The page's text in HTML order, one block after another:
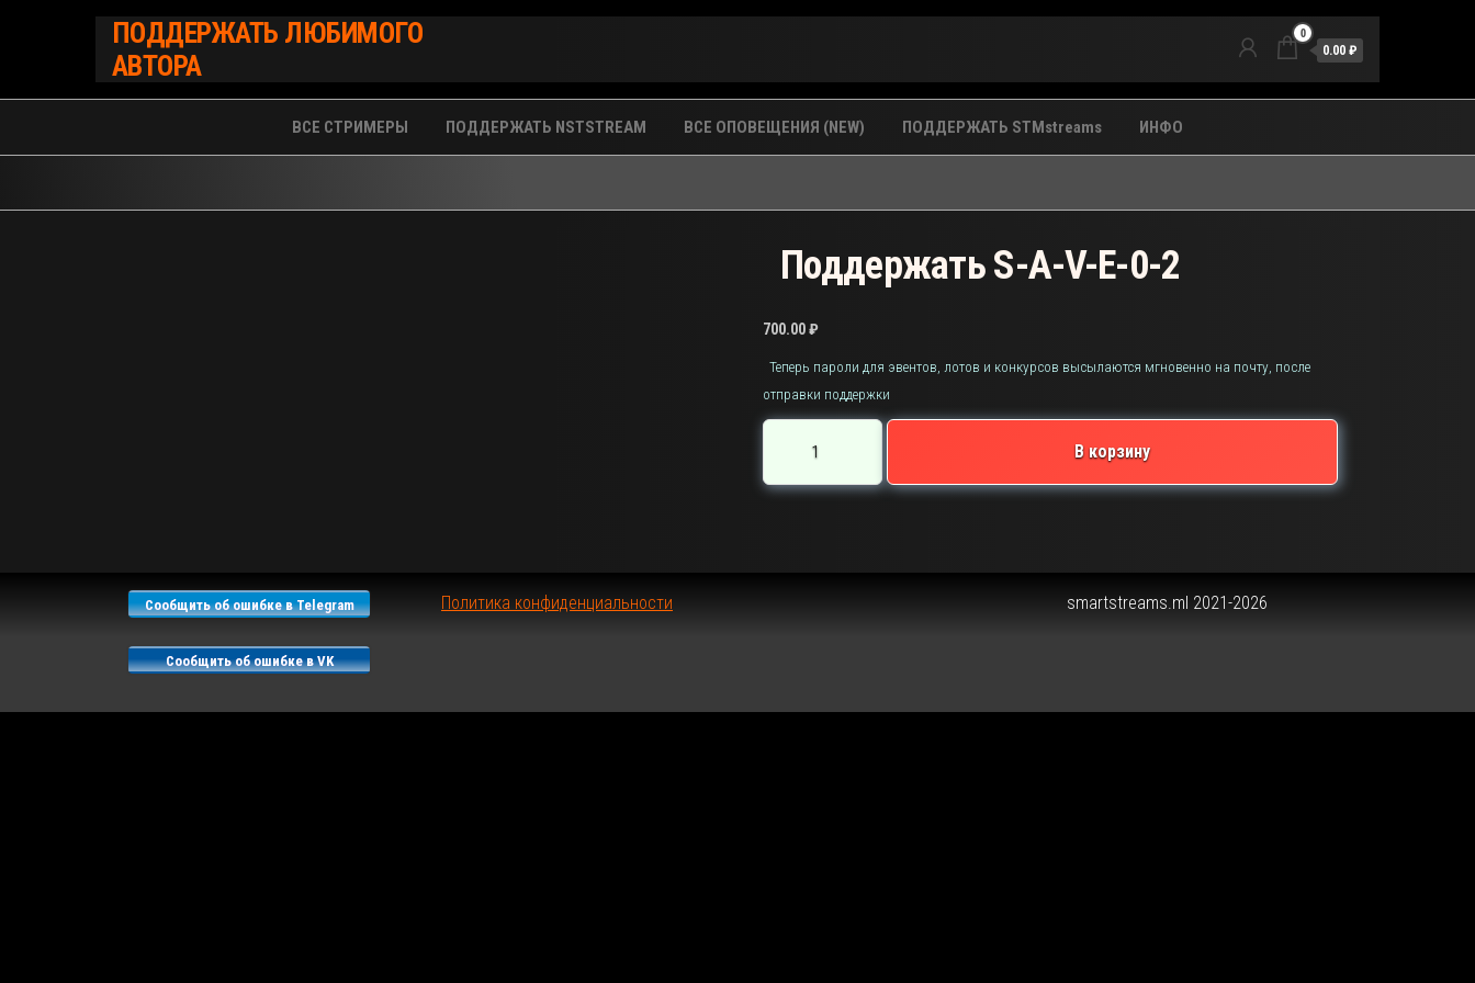
содержимому
ПОДДЕРЖАТЬ ЛЮБИМОГО
АВТОРА
0
0.00 ₽
ВСЕ СТРИМЕРЫ ПОДДЕРЖАТЬ NSTSTREAM ВСЕ ОПОВЕЩЕНИЯ (NEW) ПОДДЕРЖАТЬ STMstreams ИНФО
Поддержать S-A-V-E-0-2
700.00₽
Теперь пароли для эвентов, лотов и конкурсов высылаются мгновенно на почту, после
отправки поддержки
Количество
товара
Поддержать
V-
В корзину
Сообщить об ошибке в Telegram
Сообщить об ошибке в VK
Политика конфиденциальности smartstreams.ml 2021-2026